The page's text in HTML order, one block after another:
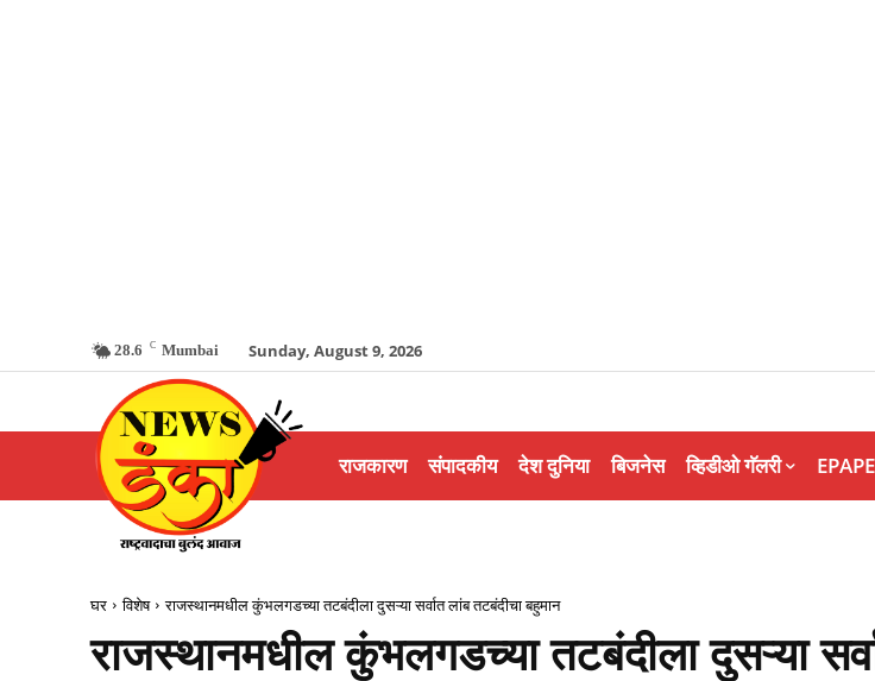
28.6 C Mumbai Sunday, August 9, 2026
राजकारण संपादकीय देश दुनिया बिजनेस व्हिडीओ गॅलरी
घर विशेष राजस्थानमधील कुंभलगडच्या तटबंदीला दुसऱ्या सर्वात लांब तटबंदीचा बहुमान
राजस्थानमधील कुंभलगडच्या तटबंदीला दुसऱ्या